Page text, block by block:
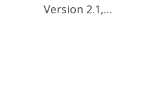
Version 2.1,…